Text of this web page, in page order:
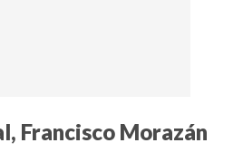
Francisco Morazán